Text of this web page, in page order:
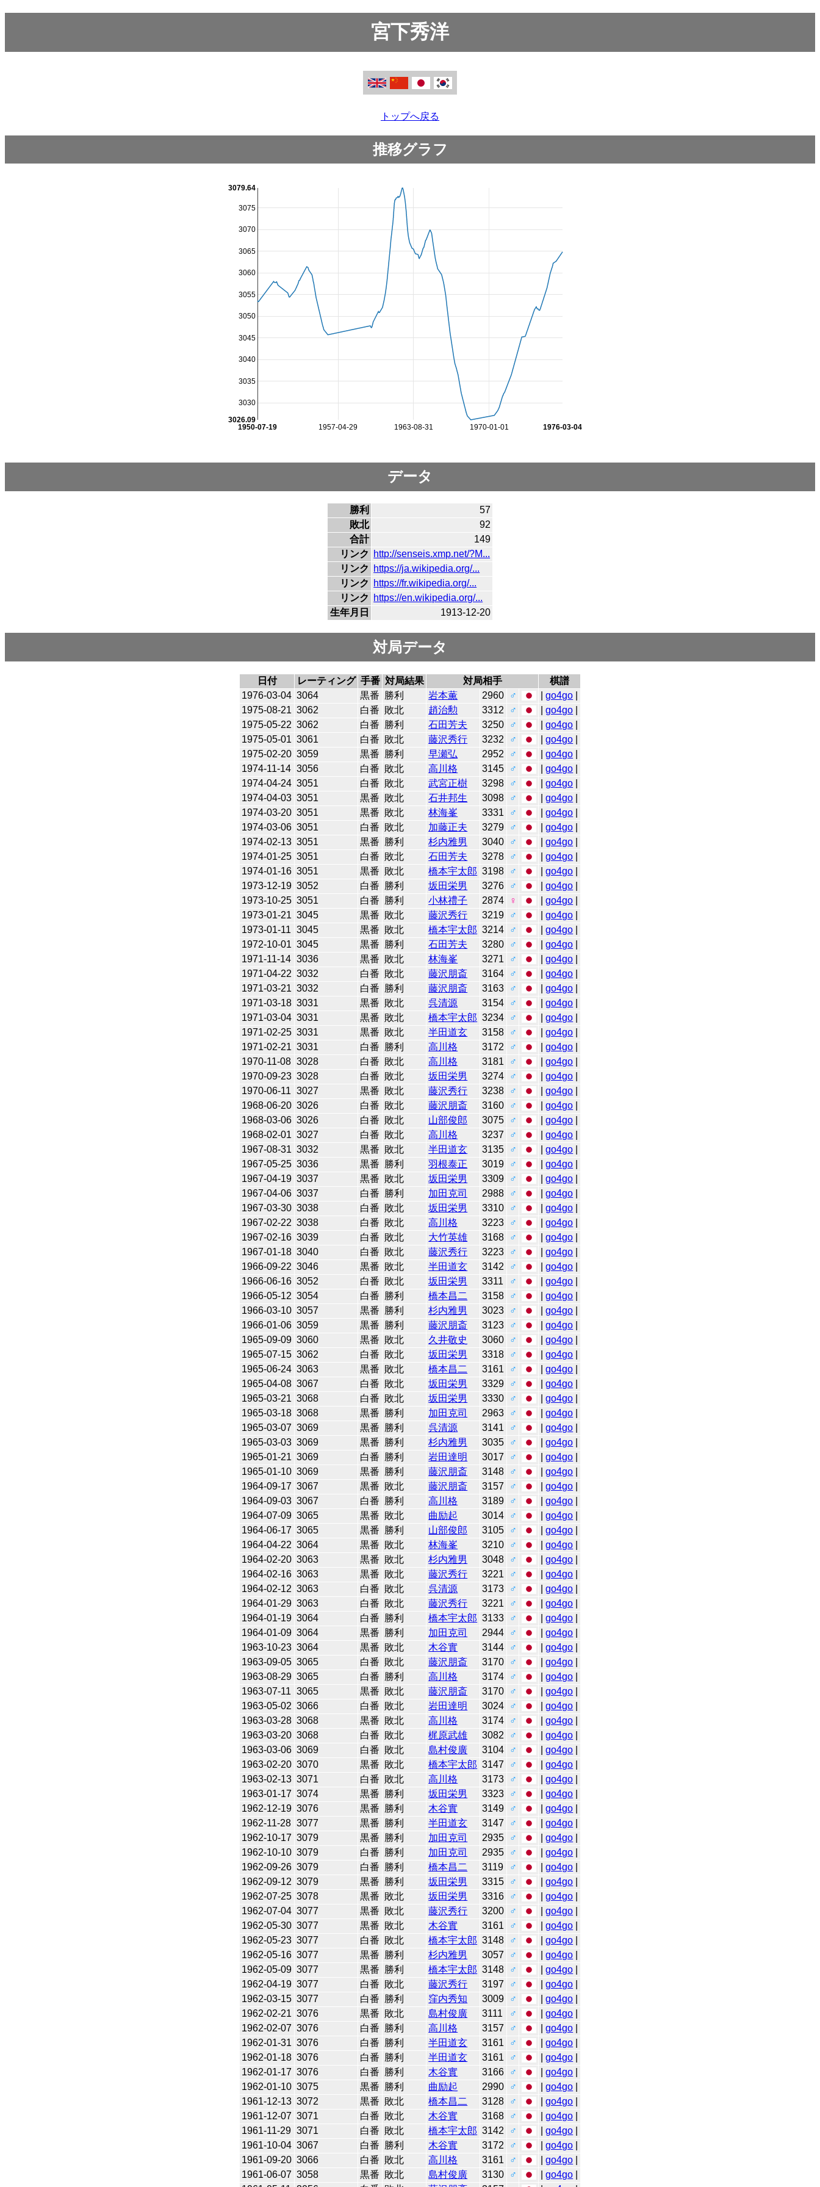
宮下秀洋
トップへ戻る
推移グラフ
1957-04-29 1963-08-31 1970-01-01
1950-07-19 1976-03-04
3030
3035
3040
3045
3050
3055
3060
3065
3070
3075
3026.09
3079.64
データ
勝利
57
敗北
92
合計
149
リンク
http://senseis.xmp.net/?M...
リンク
https://ja.wikipedia.org/...
リンク
https://fr.wikipedia.org/...
リンク
https://en.wikipedia.org/...
生年月日
1913-12-20
対局データ
日付 レーティング 手番 対局結果 対局相手
棋譜
1976-03-04 3064 黒番 勝利 岩本薫 2960 ♂ |go4go
1975-08-21 3062 白番 敗北 趙治勲 3312 ♂ |go4go
1975-05-22 3062 白番 勝利 石田芳夫 3250 ♂ |go4go
1975-05-01 3061 白番 敗北 藤沢秀行 3232 ♂ |go4go
1975-02-20 3059 黒番 勝利 早瀬弘 2952 ♂ |go4go
1974-11-14 3056 白番 敗北 高川格 3145 ♂ |go4go
1974-04-24 3051 白番 敗北 武宮正樹 3298 ♂ |go4go
1974-04-03 3051 黒番 敗北 石井邦生 3098 ♂ |go4go
1974-03-20 3051 黒番 敗北 林海峯 3331 ♂ |go4go
1974-03-06 3051 白番 敗北 加藤正夫 3279 ♂ |go4go
1974-02-13 3051 黒番 勝利 杉内雅男 3040 ♂ |go4go
1974-01-25 3051 白番 敗北 石田芳夫 3278 ♂ |go4go
1974-01-16 3051 黒番 敗北 橋本宇太郎 3198 ♂ |go4go
1973-12-19 3052 白番 勝利 坂田栄男 3276 ♂ |go4go
1973-10-25 3051 白番 勝利 小林禮子 2874 ♀ |go4go
1973-01-21 3045 黒番 敗北 藤沢秀行 3219 ♂ |go4go
1973-01-11 3045 黒番 敗北 橋本宇太郎 3214 ♂ |go4go
1972-10-01 3045 黒番 勝利 石田芳夫 3280 ♂ |go4go
1971-11-14 3036 黒番 敗北 林海峯 3271 ♂ |go4go
1971-04-22 3032 白番 敗北 藤沢朋斎 3164 ♂ |go4go
1971-03-21 3032 白番 勝利 藤沢朋斎 3163 ♂ |go4go
1971-03-18 3031 黒番 敗北 呉清源 3154 ♂ |go4go
1971-03-04 3031 黒番 敗北 橋本宇太郎 3234 ♂ |go4go
1971-02-25 3031 黒番 敗北 半田道玄 3158 ♂ |go4go
1971-02-21 3031 白番 勝利 高川格 3172 ♂ |go4go
1970-11-08 3028 白番 敗北 高川格 3181 ♂ |go4go
1970-09-23 3028 白番 敗北 坂田栄男 3274 ♂ |go4go
1970-06-11 3027 黒番 敗北 藤沢秀行 3238 ♂ |go4go
1968-06-20 3026 白番 敗北 藤沢朋斎 3160 ♂ |go4go
1968-03-06 3026 白番 敗北 山部俊郎 3075 ♂ |go4go
1968-02-01 3027 白番 敗北 高川格 3237 ♂ |go4go
1967-08-31 3032 黒番 敗北 半田道玄 3135 ♂ |go4go
1967-05-25 3036 黒番 勝利 羽根泰正 3019 ♂ |go4go
1967-04-19 3037 黒番 敗北 坂田栄男 3309 ♂ |go4go
1967-04-06 3037 白番 勝利 加田克司 2988 ♂ |go4go
1967-03-30 3038 白番 敗北 坂田栄男 3310 ♂ |go4go
1967-02-22 3038 白番 敗北 高川格 3223 ♂ |go4go
1967-02-16 3039 白番 敗北 大竹英雄 3168 ♂ |go4go
1967-01-18 3040 白番 敗北 藤沢秀行 3223 ♂ |go4go
1966-09-22 3046 黒番 敗北 半田道玄 3142 ♂ |go4go
1966-06-16 3052 白番 敗北 坂田栄男 3311 ♂ |go4go
1966-05-12 3054 白番 勝利 橋本昌二 3158 ♂ |go4go
1966-03-10 3057 黒番 勝利 杉内雅男 3023 ♂ |go4go
1966-01-06 3059 黒番 勝利 藤沢朋斎 3123 ♂ |go4go
1965-09-09 3060 黒番 敗北 久井敬史 3060 ♂ |go4go
1965-07-15 3062 白番 敗北 坂田栄男 3318 ♂ |go4go
1965-06-24 3063 黒番 敗北 橋本昌二 3161 ♂ |go4go
1965-04-08 3067 白番 敗北 坂田栄男 3329 ♂ |go4go
1965-03-21 3068 白番 敗北 坂田栄男 3330 ♂ |go4go
1965-03-18 3068 黒番 勝利 加田克司 2963 ♂ |go4go
1965-03-07 3069 黒番 勝利 呉清源 3141 ♂ |go4go
1965-03-03 3069 黒番 勝利 杉内雅男 3035 ♂ |go4go
1965-01-21 3069 白番 勝利 岩田達明 3017 ♂ |go4go
1965-01-10 3069 黒番 勝利 藤沢朋斎 3148 ♂ |go4go
1964-09-17 3067 黒番 敗北 藤沢朋斎 3157 ♂ |go4go
1964-09-03 3067 白番 勝利 高川格 3189 ♂ |go4go
1964-07-09 3065 黒番 敗北 曲励起 3014 ♂ |go4go
1964-06-17 3065 黒番 勝利 山部俊郎 3105 ♂ |go4go
1964-04-22 3064 黒番 敗北 林海峯 3210 ♂ |go4go
1964-02-20 3063 黒番 敗北 杉内雅男 3048 ♂ |go4go
1964-02-16 3063 黒番 敗北 藤沢秀行 3221 ♂ |go4go
1964-02-12 3063 白番 敗北 呉清源 3173 ♂ |go4go
1964-01-29 3063 白番 敗北 藤沢秀行 3221 ♂ |go4go
1964-01-19 3064 白番 勝利 橋本宇太郎 3133 ♂ |go4go
1964-01-09 3064 黒番 勝利 加田克司 2944 ♂ |go4go
1963-10-23 3064 黒番 敗北 木谷實 3144 ♂ |go4go
1963-09-05 3065 白番 敗北 藤沢朋斎 3170 ♂ |go4go
1963-08-29 3065 白番 勝利 高川格 3174 ♂ |go4go
1963-07-11 3065 黒番 敗北 藤沢朋斎 3170 ♂ |go4go
1963-05-02 3066 白番 敗北 岩田達明 3024 ♂ |go4go
1963-03-28 3068 黒番 敗北 高川格 3174 ♂ |go4go
1963-03-20 3068 白番 敗北 梶原武雄 3082 ♂ |go4go
1963-03-06 3069 白番 敗北 島村俊廣 3104 ♂ |go4go
1963-02-20 3070 黒番 敗北 橋本宇太郎 3147 ♂ |go4go
1963-02-13 3071 白番 敗北 高川格 3173 ♂ |go4go
1963-01-17 3074 黒番 勝利 坂田栄男 3323 ♂ |go4go
1962-12-19 3076 黒番 勝利 木谷實 3149 ♂ |go4go
1962-11-28 3077 黒番 勝利 半田道玄 3147 ♂ |go4go
1962-10-17 3079 黒番 勝利 加田克司 2935 ♂ |go4go
1962-10-10 3079 白番 勝利 加田克司 2935 ♂ |go4go
1962-09-26 3079 白番 勝利 橋本昌二 3119 ♂ |go4go
1962-09-12 3079 黒番 勝利 坂田栄男 3315 ♂ |go4go
1962-07-25 3078 黒番 敗北 坂田栄男 3316 ♂ |go4go
1962-07-04 3077 黒番 敗北 藤沢秀行 3200 ♂ |go4go
1962-05-30 3077 黒番 敗北 木谷實 3161 ♂ |go4go
1962-05-23 3077 白番 敗北 橋本宇太郎 3148 ♂ |go4go
1962-05-16 3077 黒番 勝利 杉内雅男 3057 ♂ |go4go
1962-05-09 3077 黒番 勝利 橋本宇太郎 3148 ♂ |go4go
1962-04-19 3077 白番 敗北 藤沢秀行 3197 ♂ |go4go
1962-03-15 3077 白番 勝利 窪内秀知 3009 ♂ |go4go
1962-02-21 3076 黒番 敗北 島村俊廣 3111 ♂ |go4go
1962-02-07 3076 白番 勝利 高川格 3157 ♂ |go4go
1962-01-31 3076 白番 勝利 半田道玄 3161 ♂ |go4go
1962-01-18 3076 白番 勝利 半田道玄 3161 ♂ |go4go
1962-01-17 3076 白番 勝利 木谷實 3166 ♂ |go4go
1962-01-10 3075 黒番 勝利 曲励起 2990 ♂ |go4go
1961-12-13 3072 黒番 敗北 橋本昌二 3128 ♂ |go4go
1961-12-07 3071 白番 敗北 木谷實 3168 ♂ |go4go
1961-11-29 3071 白番 敗北 橋本宇太郎 3142 ♂ |go4go
1961-10-04 3067 白番 勝利 木谷實 3172 ♂ |go4go
1961-09-20 3066 白番 敗北 高川格 3161 ♂ |go4go
1961-06-07 3058 黒番 敗北 島村俊廣 3130 ♂ |go4go